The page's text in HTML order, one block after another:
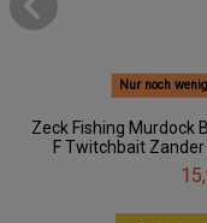
Nur noch
Zeck Fishing Murdock
F Twitchbait Zander